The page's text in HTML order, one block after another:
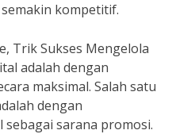
kompetitif.
Trik Sukses Mengelola
adalah dengan
maksimal. Salah satu
dengan
sebagai sarana promosi.